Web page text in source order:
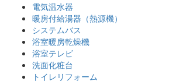
電気温水器
暖房付給湯器（熱源機）
システムバス
浴室暖房乾燥機
浴室テレビ
洗面化粧台
トイレリフォーム